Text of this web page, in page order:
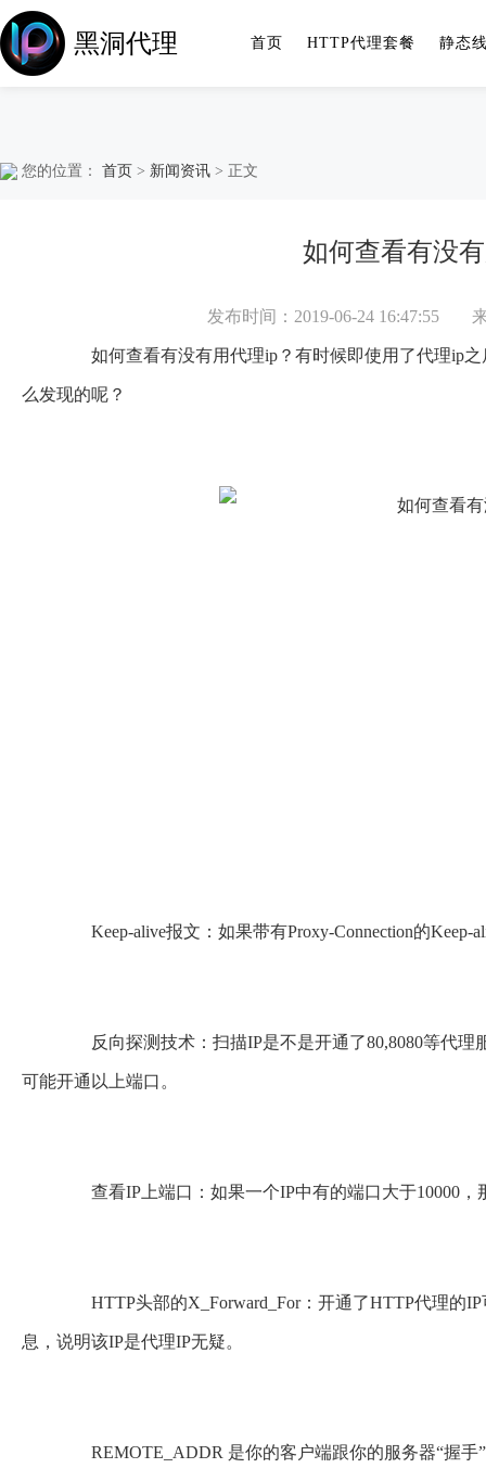
黑洞代理 首页 HTTP代理套餐 静态
您的位置： 首页 > 新闻资讯 > 正文
如何查看有没
发布时间：2019-06-24 16:47:55
如何查看有没有用代理ip？有时候即使用了代理ip之
么发现的呢？
Keep-alive报文：如果带有Proxy-Connection的Keep-
反向探测技术：扫描IP是不是开通了80,8080等代理
可能开通以上端口。
查看IP上端口：如果一个IP中有的端口大于10000，
HTTP头部的X_Forward_For：开通了HTTP代理的
息，说明该IP是代理IP无疑。
REMOTE_ADDR 是你的客户端跟你的服务器“握手”